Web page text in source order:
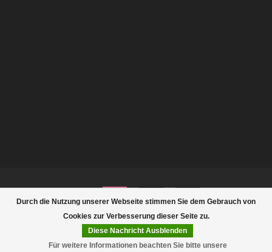
Durch die Nutzung unserer Webseite stimmen Sie dem Gebrauch von
Cookies zur Verbesserung dieser Seite zu.
Diese Nachricht Ausblenden
Für weitere Informationen beachten Sie bitte unsere
© Copyright 2026 Rootsmann
FILTER